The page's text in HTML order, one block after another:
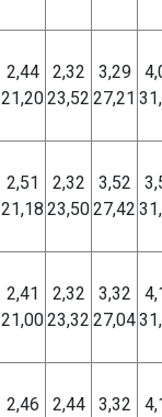
2,44
21,20
2,32
23,52
3,29
27,21
2,51
21,18
2,32
23,50
3,52
27,42
2,41
21,00
2,32
23,32
3,32
27,04
2,46
2,44
3,32